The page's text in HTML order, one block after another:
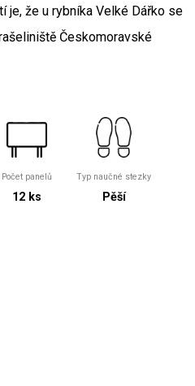
je, že u rybníka Velké Dářko se
Českomoravské
Počet panelů
12 ks
Typ naučné stezky
Pěší